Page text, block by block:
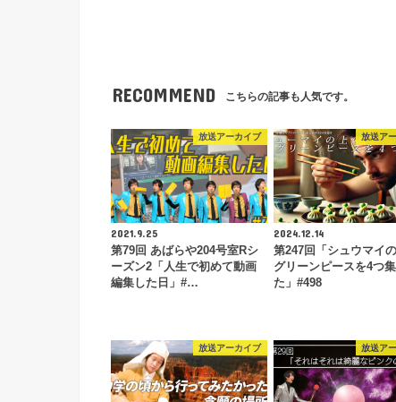
RECOMMEND こちらの記事も人気です。
放送アーカイブ
2021.9.25
第79回 あばらや204号室Rシ
ーズン2「人生で初めて動画
編集した日」#…
放送ア
2024.12.14
第247回「シュウマイ
グリーンピースを4つ
た」#498
放送アーカイブ 放送ア